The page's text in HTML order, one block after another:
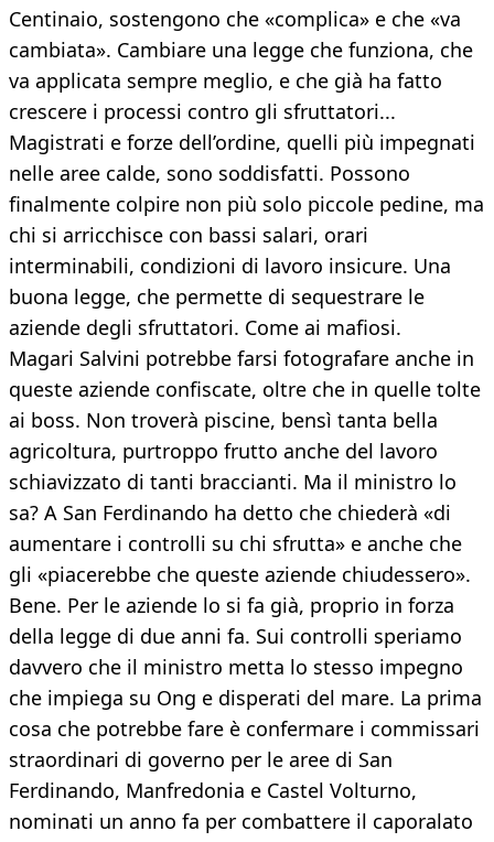
Centinaio, sostengono che «complica» e che «va
cambiata». Cambiare una legge che funziona, che
va applicata sempre meglio, e che già ha fatto
crescere i processi contro gli sfruttatori...
Magistrati e forze dell’ordine, quelli più impegnati
nelle aree calde, sono soddisfatti. Possono
finalmente colpire non più solo piccole pedine, ma
chi si arricchisce con bassi salari, orari
interminabili, condizioni di lavoro insicure. Una
buona legge, che permette di sequestrare le
aziende degli sfruttatori. Come ai mafiosi.
Magari Salvini potrebbe farsi fotografare anche in
queste aziende confiscate, oltre che in quelle tolte
ai boss. Non troverà piscine, bensì tanta bella
agricoltura, purtroppo frutto anche del lavoro
schiavizzato di tanti braccianti. Ma il ministro lo
sa? A San Ferdinando ha detto che chiederà «di
aumentare i controlli su chi sfrutta» e anche che
gli «piacerebbe che queste aziende chiudessero».
Bene. Per le aziende lo si fa già, proprio in forza
della legge di due anni fa. Sui controlli speriamo
davvero che il ministro metta lo stesso impegno
che impiega su Ong e disperati del mare. La prima
cosa che potrebbe fare è confermare i commissari
straordinari di governo per le aree di San
Ferdinando, Manfredonia e Castel Volturno,
nominati un anno fa per combattere il caporalato